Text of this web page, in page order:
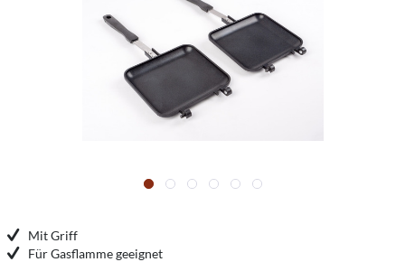
Mit Griff
Für Gasflamme geeignet